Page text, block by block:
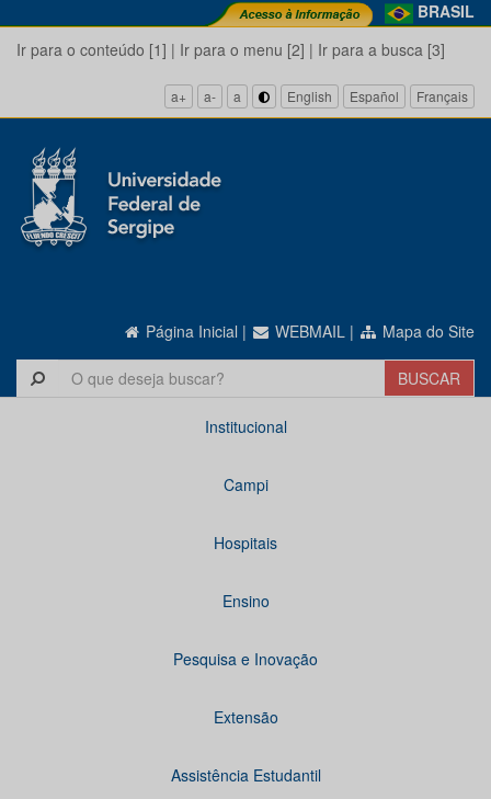
BRASIL
Ir para o conteúdo [1] | Ir para o menu [2] | Ir para a busca [3]
a+ a- a English Español Français
Página Inicial | WEBMAIL | Mapa do Site
Institucional
Campi
Hospitais
Ensino
Pesquisa e Inovação
Extensão
Assistência Estudantil